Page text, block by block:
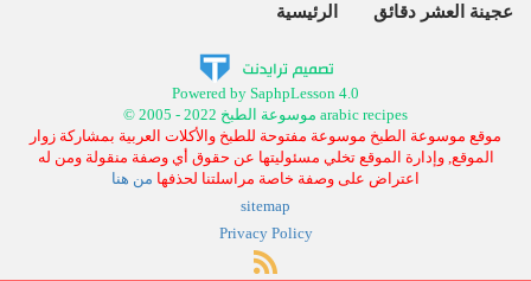
عجينة العشر دقائق الرئيسية
Powered by SaphpLesson 4.0
© 2005 - 2022 موسوعة الطبخ arabic recipes
موقع موسوعة الطبخ موسوعة مفتوحة للطبخ والأكلات العربية بمشاركة زوار
الموقع, وإدارة الموقع تخلي مسئوليتها عن حقوق أي وصفة منقولة ومن له
اعتراض على وصفة خاصة مراسلتنا لحذفها من هنا
sitemap
Privacy Policy